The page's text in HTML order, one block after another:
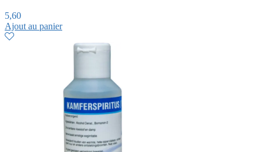
5,60
Ajout au panier